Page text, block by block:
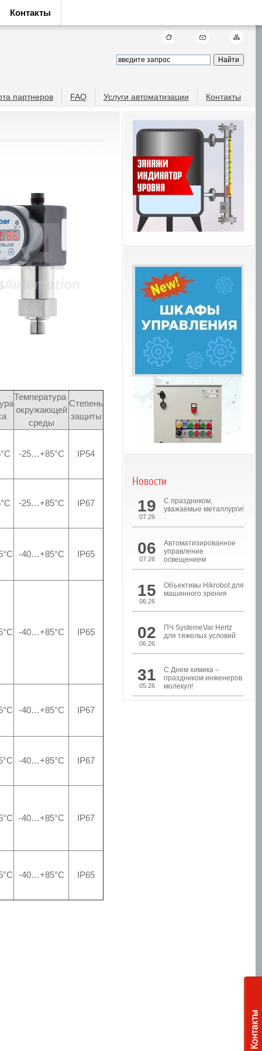
Контакты
партнеров FAQ Услуги автоматизации Контакты
Температура
окружающей
среды
Степень
защиты
-25…+85°С IP54
-25…+85°С IP67
-40…+85°С IP65
-40…+85°С IP65
-40…+85°С IP67
-40…+85°С IP67
-40…+85°С IP67
-40…+85°С IP65
Шкафы управления
насосами
Новости
19
07.26
С праздником,
уважаемые металлурги!
06
07.26
Автоматизированное
управление
освещением
15
06.26
Объективы Hikrobot для
машинного зрения
02
06.26
ПЧ SystemeVar Hertz
для тяжелых условий
31
05.26
С Днем химика –
праздником инженеров
молекул!